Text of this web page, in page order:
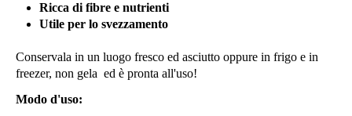
Ricca di fibre e nutrienti
Utile per lo svezzamento
Conservala in un luogo fresco ed asciutto oppure in frigo e in
freezer, non gela ed è pronta all'uso!
Modo d'uso: